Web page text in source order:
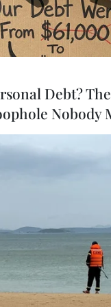
giảm mạnh. (Ảnh: AFP/
thế giới khép lại
với mức giảm
cơ gián đoạn
Debt?
Nobody